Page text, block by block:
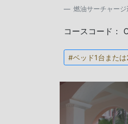
燃油サーチャー
コースコード：
#ベッド1台また